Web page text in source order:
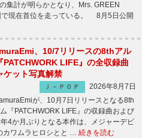
集計が明らかとなり、Mrs. GREEN
現在首位を走っている。 8月5日公開
、10/7リリースの8thアル
PATCHWORK LIFE』の全収録曲
ケット写真解禁
Ｊ－ＰＯＰ
2026年8月7日
が、10月7日リリースとなる8th
『PATCHWORK LIFE』の収録曲および
4か月ぶりとなる本作は、メジャーデビ
カワムラヒロシとと … 続きを読む